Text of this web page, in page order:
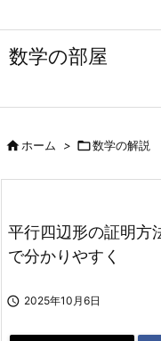
数学の部屋
ホーム > 数学の解説
平行四辺形の証明方
で分かりやすく
 2025年10月6日